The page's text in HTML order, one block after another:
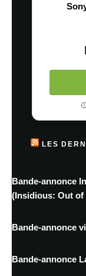
LES
Bande-annonce
(Insidious: Out of
Bande-annonce
Bande-annonce